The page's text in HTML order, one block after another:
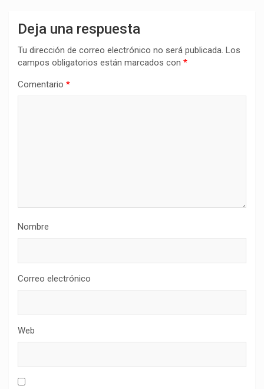
Deja una respuesta
Tu dirección de correo electrónico no será publicada. Los
campos obligatorios están marcados con *
Comentario *
Nombre
Correo electrónico
Web